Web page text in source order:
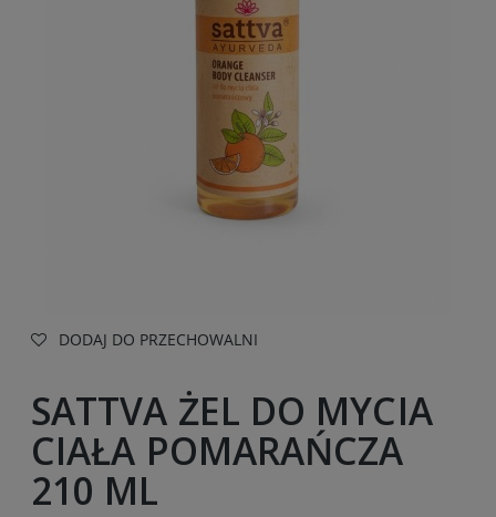
DODAJ DO PRZECHOWALNI
SATTVA ŻEL DO MYCIA
CIAŁA POMARAŃCZA
210 ML